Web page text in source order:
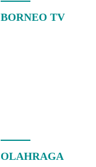
BORNEO TV
OLAHRAGA